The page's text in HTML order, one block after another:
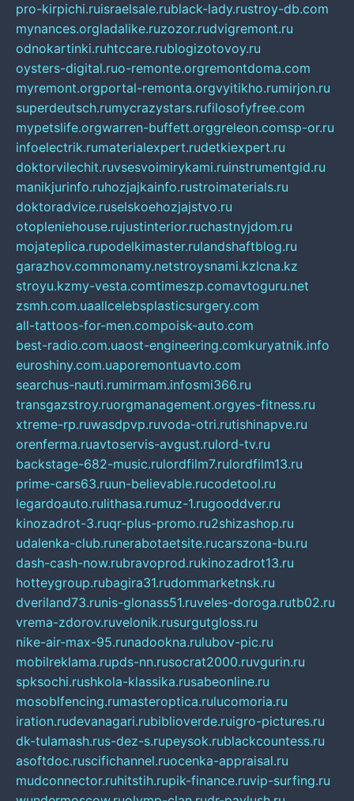
pro-kirpichi.ruisraelsale.rublack-lady.rustroy-db.com
mynances.orgladalike.ruzozor.rudvigremont.ru
odnokartinki.ruhtccare.rublogizotovoy.ru
oysters-digital.ruo-remonte.orgremontdoma.com
myremont.orgportal-remonta.orgvyitikho.rumirjon.ru
superdeutsch.rumycrazystars.rufilosofyfree.com
mypetslife.orgwarren-buffett.orggreleon.comsp-or.ru
infoelectrik.rumaterialexpert.rudetkiexpert.ru
doktorvilechit.ruvsesvoimirykami.ruinstrumentgid.ru
manikjurinfo.ruhozjajkainfo.rustroimaterials.ru
doktoradvice.ruselskoehozjajstvo.ru
otopleniehouse.rujustinterior.ruchastnyjdom.ru
mojateplica.rupodelkimaster.rulandshaftblog.ru
garazhov.commonamy.netstroysnami.kzlcna.kz
stroyu.kzmy-vesta.comtimeszp.comavtoguru.net
zsmh.com.uaallcelebsplasticsurgery.com
all-tattoos-for-men.compoisk-auto.com
best-radio.com.uaost-engineering.comkuryatnik.info
euroshiny.com.uaporemontuavto.com
searchus-nauti.rumirmam.infosmi366.ru
transgazstroy.ruorgmanagement.orgyes-fitness.ru
xtreme-rp.ruwasdpvp.ruvoda-otri.rutishinapve.ru
orenferma.ruavtoservis-avgust.rulord-tv.ru
backstage-682-music.rulordfilm7.rulordfilm13.ru
prime-cars63.ruun-believable.rucodetool.ru
legardoauto.rulithasa.rumuz-1.rugooddver.ru
kinozadrot-3.ruqr-plus-promo.ru2shizashop.ru
udalenka-club.runerabotaetsite.rucarszona-bu.ru
dash-cash-now.rubravoprod.rukinozadrot13.ru
hotteygroup.rubagira31.rudommarketnsk.ru
dveriland73.runis-glonass51.ruveles-doroga.rutb02.ru
vrema-zdorov.ruvelonik.rusurgutgloss.ru
nike-air-max-95.runadookna.rulubov-pic.ru
mobilreklama.rupds-nn.rusocrat2000.ruvgurin.ru
spksochi.rushkola-klassika.rusabeonline.ru
mosoblfencing.rumasteroptica.rulucomoria.ru
iration.rudevanagari.rubiblioverde.ruigro-pictures.ru
dk-tulamash.rus-dez-s.rupeysok.rublackcountess.ru
asoftdoc.ruscifichannel.ruocenka-appraisal.ru
mudconnector.ruhitstih.rupik-finance.ruvip-surfing.ru